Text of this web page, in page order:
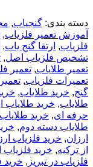
دسته بندی: گنجیاب,
آموزش تعمیر فلزیاب,
فلزیاب, ارتقا گنج یاب,
تشخیص فلزیاب اصل,
تعمیر طلایاب, تعمیر
تعمیرات فلزیاب,
گنج, خريد طلاياب,
طلایاب, خرید طلایاب
حرفه ای, خرید
طلایاب دسته دوم,
ارزان, خرید فلزیاب
از ترکیه, خرید فلزیاب
فلزیاب در تبریز , خرید